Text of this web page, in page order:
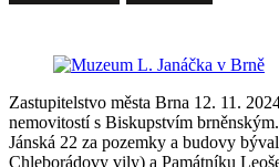
Zastupitelstvo města Brna 12. 11.
nemovitostí s Biskupstvím
Jánská 22 za pozemky a budovy
Chleborádovy vily) a Památníku